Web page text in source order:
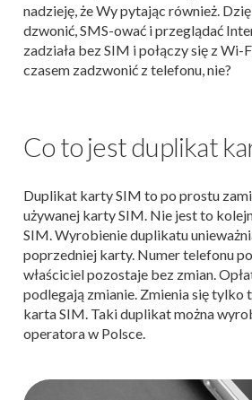
nadzieję, że Wy pytając również.
dzwonić, SMS-ować i przeglądać
zadziała bez SIM i połączy się z Wi-
czasem zadzwonić z telefonu, nie?
Co to jest duplikat
Duplikat karty SIM to po prostu
używanej karty SIM. Nie jest to
SIM. Wyrobienie duplikatu
poprzedniej karty. Numer telefonu
właściciel pozostaje bez zmian.
podlegają zmianie. Zmienia się tylko
karta SIM. Taki duplikat można
operatora w Polsce.